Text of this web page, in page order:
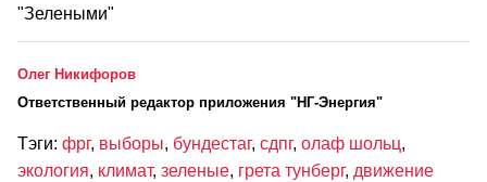
"Зелеными"
Олег Никифоров
Ответственный редактор приложения "НГ-Энергия"
Тэги: фрг, выборы, бундестаг, сдпг, олаф шольц,
экология, климат, зеленые, грета тунберг, движение